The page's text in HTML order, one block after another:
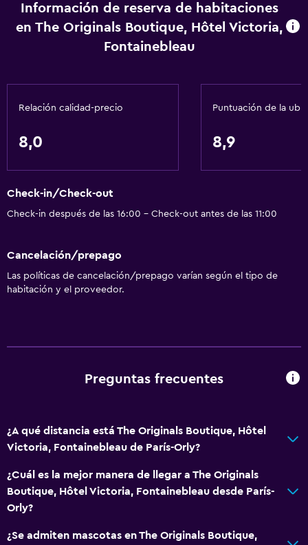
Accesibilidad y adecuación
Mascotas permitidas bajo consulta (pueden aplicar cargos
Habitación hipoalergénica
Servicios y facilidades
Instalaciones para reuniones
Servicio de habitaciones
Check-in/check-out privado
Tetera eléctrica
Bar de tapas
Bar/lounge
Desayuno en la habitación
Información de reserva de habitaciones
en The Originals Boutique, Hôtel Victoria,
Fontainebleau
Relación calidad-precio
8,0
Puntuación de la
8,9
Check-in/Check-out
Check-in después de las 16:00 - Check-out antes de las 11:00
Cancelación/prepago
Las políticas de cancelación/prepago varían según el tipo de
habitación y el proveedor.
Preguntas frecuentes
¿A qué distancia está The Originals Boutique, Hôtel
Victoria, Fontainebleau de París-Orly?
¿Cuál es la mejor manera de llegar a The Originals
Boutique, Hôtel Victoria, Fontainebleau desde París-
Orly?
¿Se admiten mascotas en The Originals Boutique,